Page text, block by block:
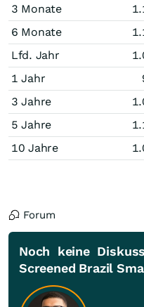
3 Monate
6 Monate
Lfd. Jahr
1 Jahr
3 Jahre
5 Jahre
10 Jahre
Forum
Noch keine
Screened Brazil